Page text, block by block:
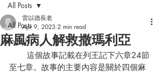
All Posts
English
All Posts
麻風病人解救撒瑪利亞
雷以德長老
Apr 9, 2023 2 min read
至七章。故事的主要內容是關於四個麻